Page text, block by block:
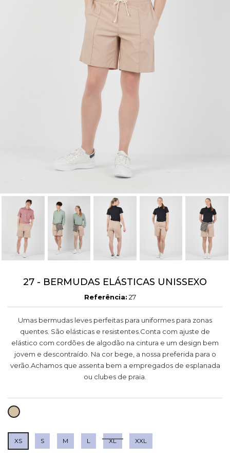
27 - BERMUDAS ELÁSTICAS UNISSEXO
Referência: 27
Umas bermudas leves perfeitas para uniformes para zonas
quentes. São elásticas e resistentes.Conta com ajuste de
elástico com cordões de algodão na cintura e um design bem
jovem e descontraído. Na cor bege, a nossa preferida para o
verão.Achamos que assenta bem a empregados de esplanada
ou clubes de praia.
MARROM
CLARO
XS S M L XL XXL
Cancel Create wishlist